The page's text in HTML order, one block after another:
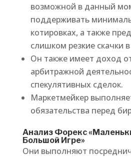
возможной в данный
поддерживать
котировках, а также
слишком резкие скачки
Он также имеет доход
арбитражной
спекулятивных сделок.
Маркетмейкер
обязательства перед
Анализ Форекс
Большой Игре»
Они выполняют